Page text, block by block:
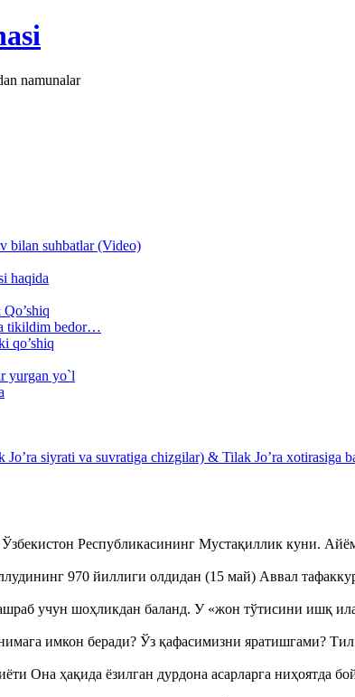
namunalar
bilan suhbatlar (Video)
haqida
tikildim bedor…
qo’shiq
yurgan yo`l
siyrati va suvratiga chizgilar) & Tilak Jo’ra xotirasiga
Ўзбекистон Республикасининг Мустақиллик куни.
970 йиллиги олдидан (15 май) Аввал
учун шоҳликдан баланд. У «жон тўтисини ишқ
имкон беради? Ўз қафасимизни яратишгами?
Она ҳақида ёзилган дурдона асарларга